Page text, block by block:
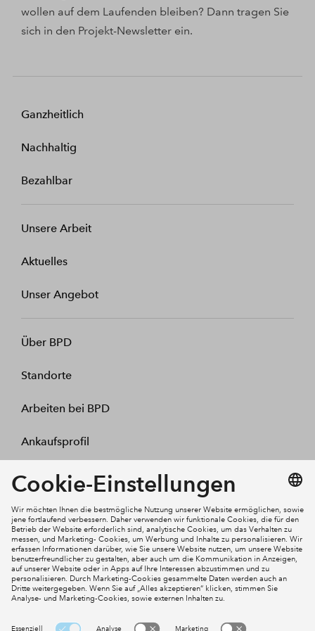
wollen auf dem Laufenden bleiben? Dann tragen Sie
sich in den Projekt-Newsletter ein.
Ganzheitlich
Nachhaltig
Bezahlbar
Unsere Arbeit
Aktuelles
Unser Angebot
Über BPD
Standorte
Arbeiten bei BPD
Ankaufsprofil
Kontakt
Mein Konto
Social Media